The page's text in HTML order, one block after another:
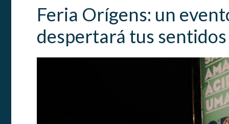
Feria Orígens: un
despertará tus sentidos